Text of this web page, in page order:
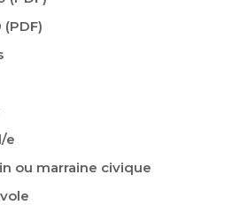
(PDF)
e
ou marraine civique